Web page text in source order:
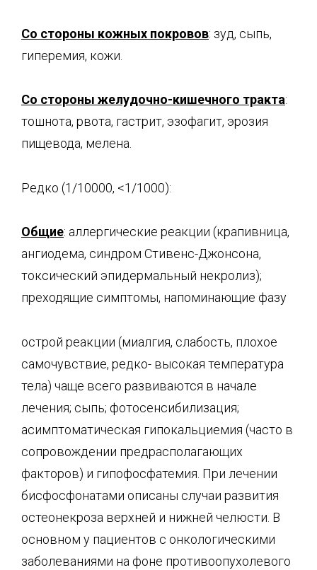
Со стороны кожных покровов: зуд, сыпь,
гиперемия, кожи.
Со стороны желудочно-кишечного тракта:
тошнота, рвота, гастрит, эзофагит, эрозия
пищевода, мелена.
Редко (1/10000, <1/1000):
Общие: аллергические реакции (крапивница,
ангиодема, синдром Стивенс-Джонсона,
токсический эпидермальный некролиз);
преходящие симптомы, напоминающие фазу
острой реакции (миалгия, слабость, плохое
самочувствие, редко- высокая температура
тела) чаще всего развиваются в начале
лечения; сыпь; фотосенсибилизация;
асимптоматическая гипокальциемия (часто в
сопровождении предрасполагающих
факторов) и гипофосфатемия. При лечении
бисфосфонатами описаны случаи развития
остеонекроза верхней и нижней челюсти. В
основном у пациентов с онкологическими
заболеваниями на фоне противоопухолевого